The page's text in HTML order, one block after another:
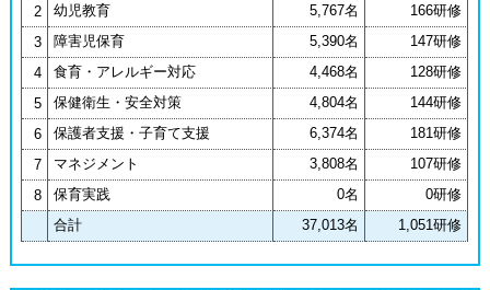
2
幼児教育 5,767名
166研修
3
障害児保育 5,390名
147研修
4
食育・アレルギー対応 4,468名
128研修
5
保健衛生・安全対策 4,804名
144研修
6
保護者支援・子育て支援 6,374名
181研修
7
マネジメント 3,808名
107研修
8
保育実践 0名
0研修
合計
37,013名 1,051研修